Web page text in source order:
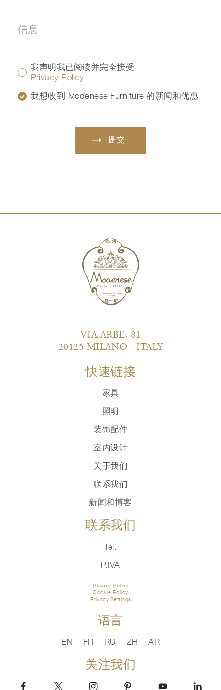
我声明我已阅读并完全接受
Privacy Policy
我想收到 Modenese Furniture 的新闻和优惠
提交
VIA ARBE, 81
20125 MILANO - ITALY
快速链接
家具
照明
装饰配件
室内设计
关于我们
联系我们
新闻和博客
联系我们
Tel:
P.IVA
Privacy Policy
Cookie Policy
Privacy Settings
语言
EN FR RU ZH AR
关注我们